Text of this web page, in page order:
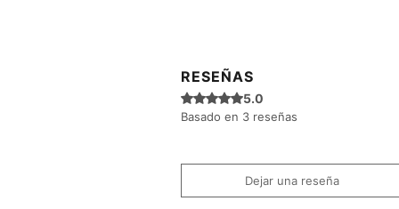
RESEÑAS
Obtuvo 5 de 5 estrellas.
5.0
Basado en 3 reseñas
Dejar una reseña